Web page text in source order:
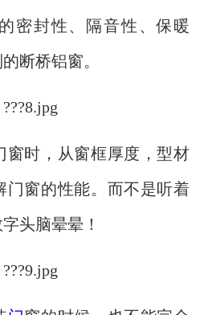
密封性、隔音性、保暖
断桥铝窗。
时，从窗框厚度，型材
门窗的性能。而不是听着
头脑晕晕！